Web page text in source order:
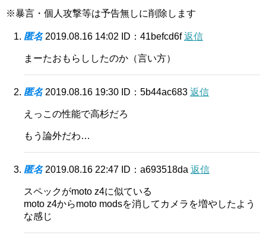
※暴言・個人攻撃等は予告無しに削除します
匿名 2019.08.16 14:02 ID：41befcd6f返信
まーたおもらししたのか（言い方）
匿名 2019.08.16 19:30 ID：5b44ac683 返信
えっこの性能で高杉だろ
もう論外だわ…
匿名 2019.08.16 22:47 ID：a693518da 返信
スペックがmoto z4に似ている
moto z4からmoto modsを消してカメラを増やしたよう
な感じ